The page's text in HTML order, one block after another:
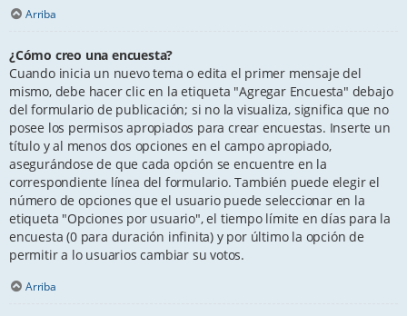
Arriba
¿Cómo creo una encuesta?
Cuando inicia un nuevo tema o edita el primer mensaje del
mismo, debe hacer clic en la etiqueta "Agregar Encuesta" debajo
del formulario de publicación; si no la visualiza, significa que no
posee los permisos apropiados para crear encuestas. Inserte un
título y al menos dos opciones en el campo apropiado,
asegurándose de que cada opción se encuentre en la
correspondiente línea del formulario. También puede elegir el
número de opciones que el usuario puede seleccionar en la
etiqueta "Opciones por usuario", el tiempo límite en días para la
encuesta (0 para duración infinita) y por último la opción de
permitir a lo usuarios cambiar su votos.
Arriba